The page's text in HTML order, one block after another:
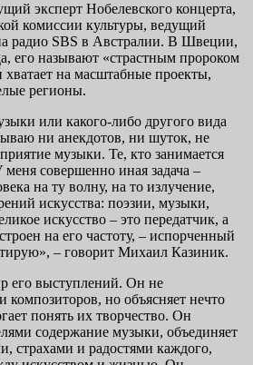
эксперт Нобелевского концерта,
комиссии культуры, ведущий
радио SBS в Австралии. В Швеции,
его называют «страстным пророком
хватает на масштабные проекты,
регионы.
или какого-либо другого вида
ни анекдотов, ни шуток, не
музыки. Те, кто занимается
совершенно иная задача –
на ту волну, на то излучение,
искусства: поэзии, музыки,
искусство – это передатчик, а
на его частоту, – испорченный
– говорит Михаил Казиник.
его выступлений. Он не
композиторов, но объясняет нечто
понять их творчество. Он
содержание музыки, объединяет
страхами и радостями каждого,